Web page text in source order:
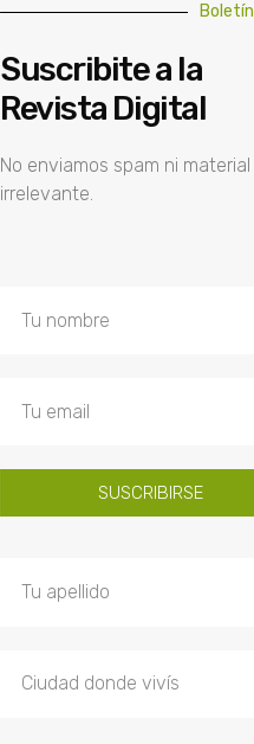
Boletín
Suscribite a la
Revista Digital
No enviamos spam ni material
irrelevante.
SUSCRIBIRSE